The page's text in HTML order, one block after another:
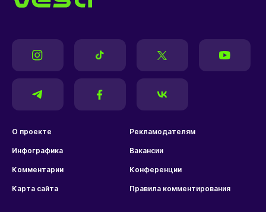
О проекте Рекламодателям
Инфографика Вакансии
Комментарии Конференции
Карта сайта Правила комментирования